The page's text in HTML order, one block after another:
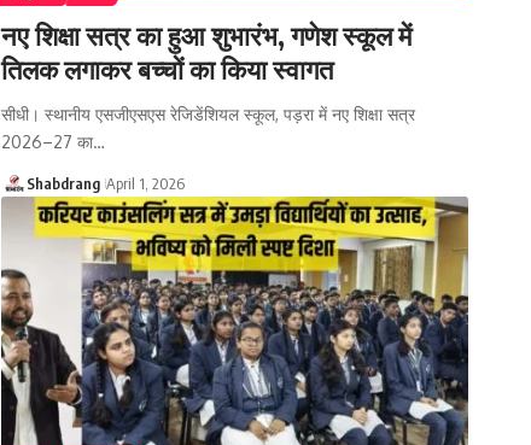
नए शिक्षा सत्र का हुआ शुभारंभ, गणेश स्कूल में
तिलक लगाकर बच्चों का किया स्वागत
सीधी। स्थानीय एसजीएसएस रेजिडेंशियल स्कूल, पड़रा में नए शिक्षा सत्र
2026–27 का…
Shabdrang April 1, 2026